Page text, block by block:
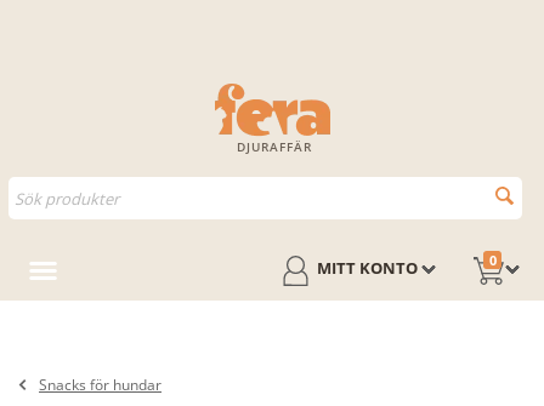
DJURAFFÄR
0
MITT KONTO
Snacks för hundar